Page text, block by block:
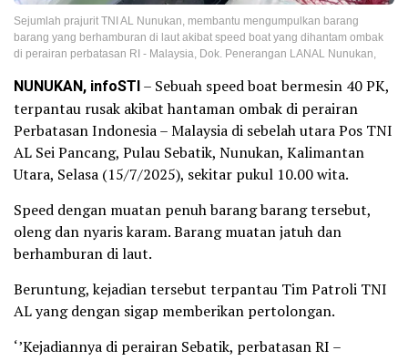
Sejumlah prajurit TNI AL Nunukan, membantu mengumpulkan barang
barang yang berhamburan di laut akibat speed boat yang dihantam ombak
di perairan perbatasan RI - Malaysia, Dok. Penerangan LANAL Nunukan,
NUNUKAN, infoSTI– Sebuah speed boat bermesin 40 PK,
terpantau rusak akibat hantaman ombak di perairan
Perbatasan Indonesia – Malaysia di sebelah utara Pos TNI
AL Sei Pancang, Pulau Sebatik, Nunukan, Kalimantan
Utara, Selasa (15/7/2025), sekitar pukul 10.00 wita.
Speed dengan muatan penuh barang barang tersebut,
oleng dan nyaris karam. Barang muatan jatuh dan
berhamburan di laut.
Beruntung, kejadian tersebut terpantau Tim Patroli TNI
AL yang dengan sigap memberikan pertolongan.
‘’Kejadiannya di perairan Sebatik, perbatasan RI –